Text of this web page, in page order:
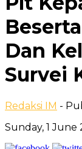
Dan
Survei
Redaksi IM -
Sunday, 1 June